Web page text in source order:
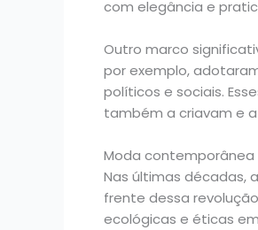
com elegância e
Outro marco
por exemplo,
políticos e sociais.
também a criavam e
Moda contemporânea
Nas últimas décadas,
frente dessa
ecológicas e éticas